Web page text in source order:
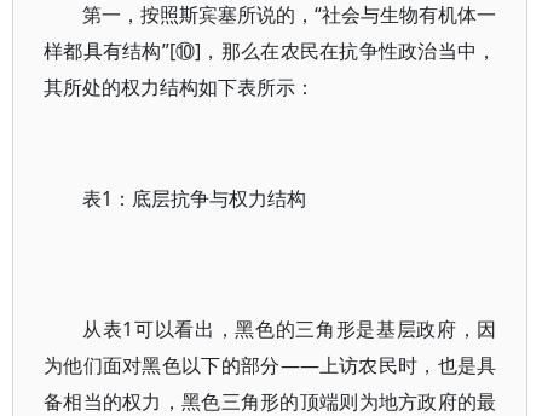
第一，按照斯宾塞所说的，“社会与生物有机体一
样都具有结构”[⑩]，那么在农民在抗争性政治当中，
其所处的权力结构如下表所示：
表1：底层抗争与权力结构
从表1可以看出，黑色的三角形是基层政府，因
为他们面对黑色以下的部分——上访农民时，也是具
备相当的权力，黑色三角形的顶端则为地方政府的最